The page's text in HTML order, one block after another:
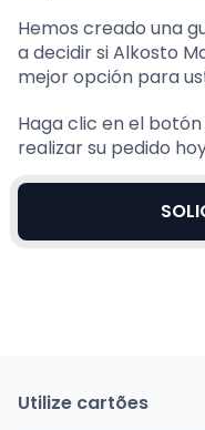
Hemos creado una
a decidir si Alkosto
mejor opción para
Haga clic en el
realizar su pedido
Utilize cartões